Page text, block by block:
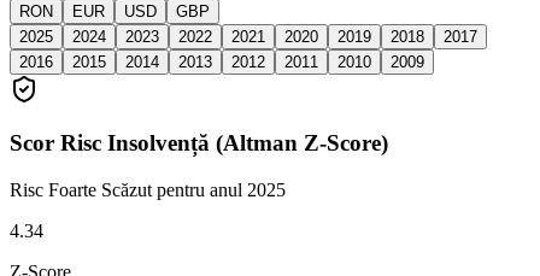
RON EUR USD
GBP
2025
2024 2023 2022 2021 2020 2019 2018
2017
2016
2015 2014 2013 2012 2011 2010 2009
Scor Risc Insolvență (Altman Z-Score)
Risc Foarte Scăzut pentru anul 2025
4.34
Z-Score